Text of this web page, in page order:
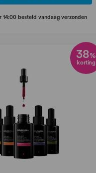
14:00 besteld vandaag verzonden
38%
korting